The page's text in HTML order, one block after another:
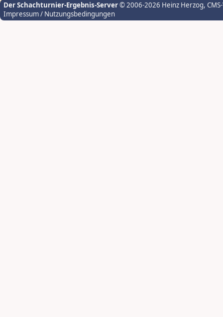
Der Schachturnier-Ergebnis-Server© 2006-2026 Heinz Herzog,
Impressum / Nutzungsbedingungen